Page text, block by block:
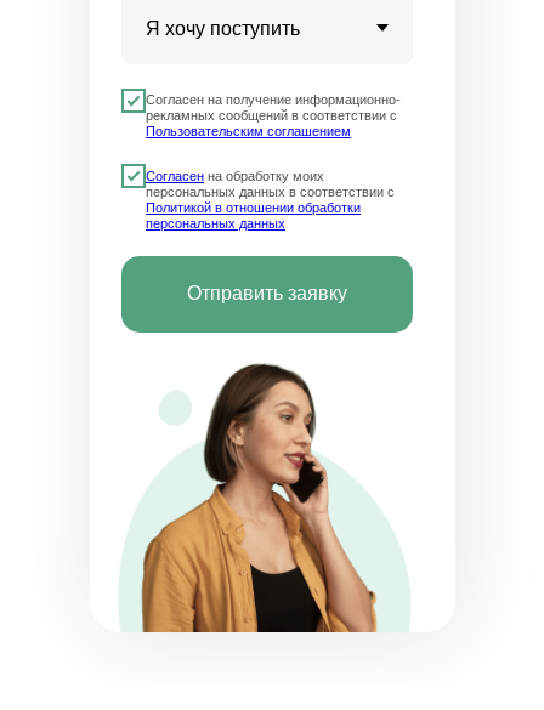
Согласен на получение информационно-
рекламных сообщений в соответствии с
Пользовательским соглашением
Согласен на обработку моих
персональных данных в соответствии с
Политикой в отношении обработки
персональных данных
Отправить заявку
ОГРН 1177700004063
Юридический адрес:117535, г. Москва,
ул. Россошанская, д. 4, к. 1, этаж 1
Отдел по организации приема:
8 (800) 775-79-32 , 8 (495) 677-96-17
Звонок по России бесплатный
Контакт-центр
8 (800) 775-79-32, 8 (495) 677-96-17
Пн-вс 8:30-20:30 мск
help.dpomipk@dpomipk.ru
ОБРАТНЫЙ ЗВОНОК
Заказать звонок